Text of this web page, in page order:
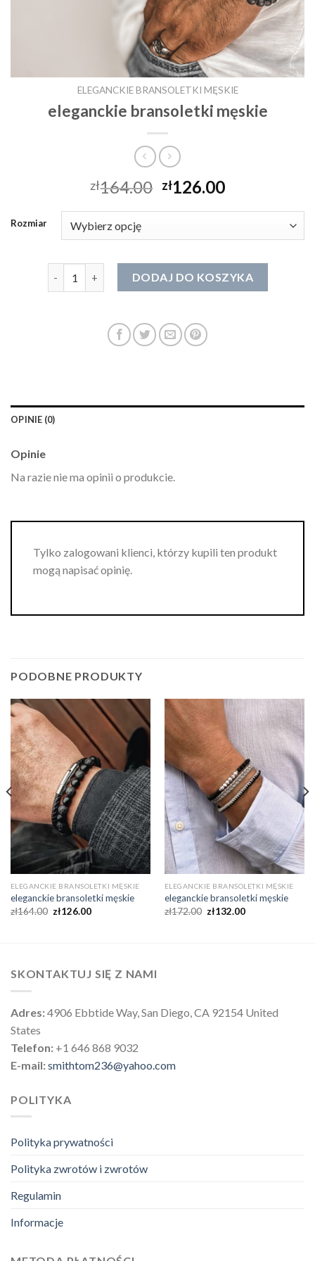
ELEGANCKIE BRANSOLETKI MĘSKIE
eleganckie bransoletki męskie
zł164.00 zł126.00
Rozmiar
ilość eleganckie bransoletki męskie
DODAJ DO KOSZYKA
OPINIE (0)
Opinie
Na razie nie ma opinii o produkcie.
Tylko zalogowani klienci, którzy kupili ten produkt
mogą napisać opinię.
PODOBNE PRODUKTY
ELEGANCKIE BRANSOLETKI MĘSKIE
eleganckie bransoletki męskie
zł164.00 zł126.00
ELEGANCKIE BRANSOLETKI MĘSKIE
eleganckie bransoletki męskie
zł172.00 zł132.00
SKONTAKTUJ SIĘ Z NAMI
Adres:4906 Ebbtide Way, San Diego, CA 92154 United
States
Telefon: +1 646 868 9032
E-mail:smithtom236@yahoo.com
POLITYKA
Polityka prywatności
Polityka zwrotów i zwrotów
Regulamin
Informacje